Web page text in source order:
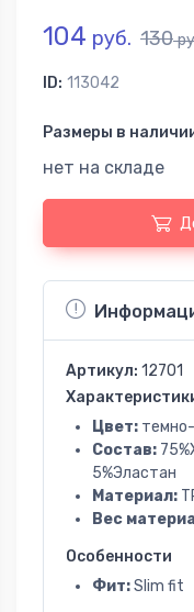
104 руб. 130
ID: 113042
Размеры в
нет на складе
Артикул: 12701
Цвет:
Состав:
5%Эластан
Материал:
Вес
Особенности
Фит:Slim fit